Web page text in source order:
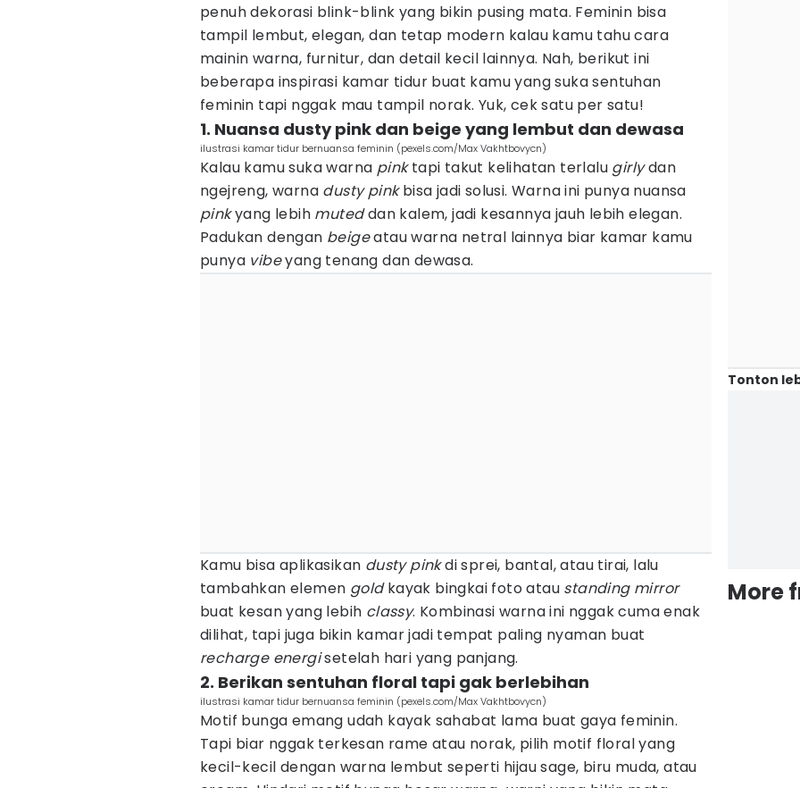
penuh dekorasi blink-blink yang bikin pusing mata. Feminin bisa
tampil lembut, elegan, dan tetap modern kalau kamu tahu cara
mainin warna, furnitur, dan detail kecil lainnya. Nah, berikut ini
beberapa inspirasi kamar tidur buat kamu yang suka sentuhan
feminin tapi nggak mau tampil norak. Yuk, cek satu per satu!
1. Nuansa dusty pink dan beige yang lembut dan dewasa
ilustrasi kamar tidur bernuansa feminin (pexels.com/Max Vakhtbovycn)
Kalau kamu suka warna pinktapi takut kelihatan terlalu girlydan
ngejreng, warna dusty pinkbisa jadi solusi. Warna ini punya nuansa
pinkyang lebih muteddan kalem, jadi kesannya jauh lebih elegan.
Padukan dengan beigeatau warna netral lainnya biar kamar kamu
punya vibeyang tenang dan dewasa.
Kamu bisa aplikasikan dusty pinkdi sprei, bantal, atau tirai, lalu
tambahkan elemen goldkayak bingkai foto atau standing mirror
buat kesan yang lebih classy. Kombinasi warna ini nggak cuma enak
dilihat, tapi juga bikin kamar jadi tempat paling nyaman buat
recharge energisetelah hari yang panjang.
2. Berikan sentuhan floral tapi gak berlebihan
ilustrasi kamar tidur bernuansa feminin (pexels.com/Max Vakhtbovycn)
Motif bunga emang udah kayak sahabat lama buat gaya feminin.
Tapi biar nggak terkesan rame atau norak, pilih motif floral yang
kecil-kecil dengan warna lembut seperti hijau sage, biru muda, atau
Tonton
More